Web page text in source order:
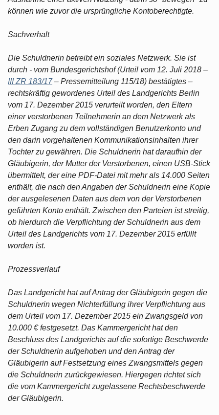
können wie zuvor die ursprüngliche Kontoberechtigte.
Sachverhalt
Die Schuldnerin betreibt ein soziales Netzwerk. Sie ist
durch - vom Bundesgerichtshof (Urteil vom 12. Juli 2018 –
III ZR 183/17– Pressemitteilung 115/18) bestätigtes –
rechtskräftig gewordenes Urteil des Landgerichts Berlin
vom 17. Dezember 2015 verurteilt worden, den Eltern
einer verstorbenen Teilnehmerin an dem Netzwerk als
Erben Zugang zu dem vollständigen Benutzerkonto und
den darin vorgehaltenen Kommunikationsinhalten ihrer
Tochter zu gewähren. Die Schuldnerin hat daraufhin der
Gläubigerin, der Mutter der Verstorbenen, einen USB-Stick
übermittelt, der eine PDF-Datei mit mehr als 14.000 Seiten
enthält, die nach den Angaben der Schuldnerin eine Kopie
der ausgelesenen Daten aus dem von der Verstorbenen
geführten Konto enthält. Zwischen den Parteien ist streitig,
ob hierdurch die Verpflichtung der Schuldnerin aus dem
Urteil des Landgerichts vom 17. Dezember 2015 erfüllt
worden ist.
Prozessverlauf
Das Landgericht hat auf Antrag der Gläubigerin gegen die
Schuldnerin wegen Nichterfüllung ihrer Verpflichtung aus
dem Urteil vom 17. Dezember 2015 ein Zwangsgeld von
10.000 € festgesetzt. Das Kammergericht hat den
Beschluss des Landgerichts auf die sofortige Beschwerde
der Schuldnerin aufgehoben und den Antrag der
Gläubigerin auf Festsetzung eines Zwangsmittels gegen
die Schuldnerin zurückgewiesen. Hiergegen richtet sich
die vom Kammergericht zugelassene Rechtsbeschwerde
der Gläubigerin.